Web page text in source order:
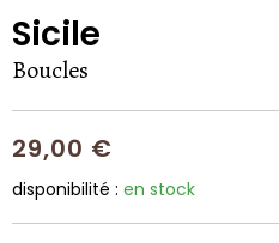
Sicile
Boucles
29,00 €
disponibilité : en stock